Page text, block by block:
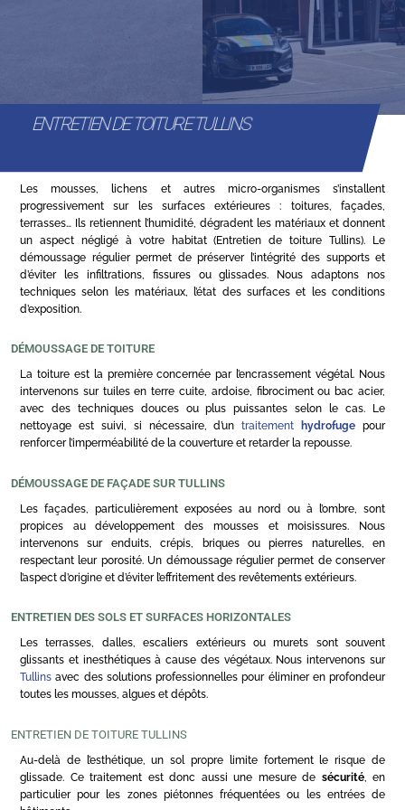
ENTRETIEN DE TOITURE TULLINS
Les mousses, lichens et autres micro-organismes s’installent
progressivement sur les surfaces extérieures : toitures, façades,
terrasses… Ils retiennent l’humidité, dégradent les matériaux et donnent
un aspect négligé à votre habitat (Entretien de toiture Tullins). Le
démoussage régulier permet de préserver l’intégrité des supports et
d’éviter les infiltrations, fissures ou glissades. Nous adaptons nos
techniques selon les matériaux, l’état des surfaces et les conditions
d’exposition.
DÉMOUSSAGE DE TOITURE
La toiture est la première concernée par l’encrassement végétal. Nous
intervenons sur tuiles en terre cuite, ardoise, fibrociment ou bac acier,
avec des techniques douces ou plus puissantes selon le cas. Le
nettoyage est suivi, si nécessaire, d’untraitement hydrofuge pour
renforcer l’imperméabilité de la couverture et retarder la repousse.
DÉMOUSSAGE DE FAÇADE SUR TULLINS
Les façades, particulièrement exposées au nord ou à l’ombre, sont
propices au développement des mousses et moisissures. Nous
intervenons sur enduits, crépis, briques ou pierres naturelles, en
respectant leur porosité. Un démoussage régulier permet de conserver
l’aspect d’origine et d’éviter l’effritement des revêtements extérieurs.
ENTRETIEN DES SOLS ET SURFACES HORIZONTALES
Les terrasses, dalles, escaliers extérieurs ou murets sont souvent
glissants et inesthétiques à cause des végétaux. Nous intervenons sur
Tullins avec des solutions professionnelles pour éliminer en profondeur
toutes les mousses, algues et dépôts.
ENTRETIEN DE TOITURE TULLINS
Au-delà de l’esthétique, un sol propre limite fortement le risque de
glissade. Ce traitement est donc aussi une mesure de sécurité, en
particulier pour les zones piétonnes fréquentées ou les entrées de